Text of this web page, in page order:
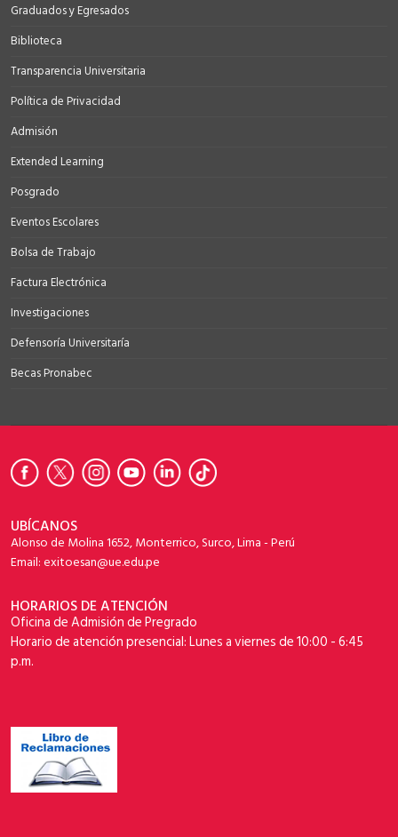
Graduados y Egresados
Biblioteca
Transparencia Universitaria
Política de Privacidad
Admisión
Extended Learning
Posgrado
Eventos Escolares
Bolsa de Trabajo
Factura Electrónica
Investigaciones
Defensoría Universitaría
Becas Pronabec
UBÍCANOS
Alonso de Molina 1652, Monterrico, Surco, Lima - Perú
Email: exitoesan@ue.edu.pe
HORARIOS DE ATENCIÓN
Oficina de Admisión de Pregrado
Horario de atención presencial: Lunes a viernes de 10:00 - 6:45
p.m.